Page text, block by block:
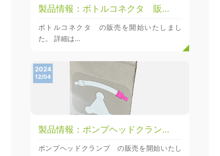
製品情報：ボトルコネクタ 販…
ボトルコネクタ の販売を開始いたしまし
た。 詳細は…
2024
12/04
製品情報：ポンプヘッドクラン…
ポンプヘッドクランプ の販売を開始いたし